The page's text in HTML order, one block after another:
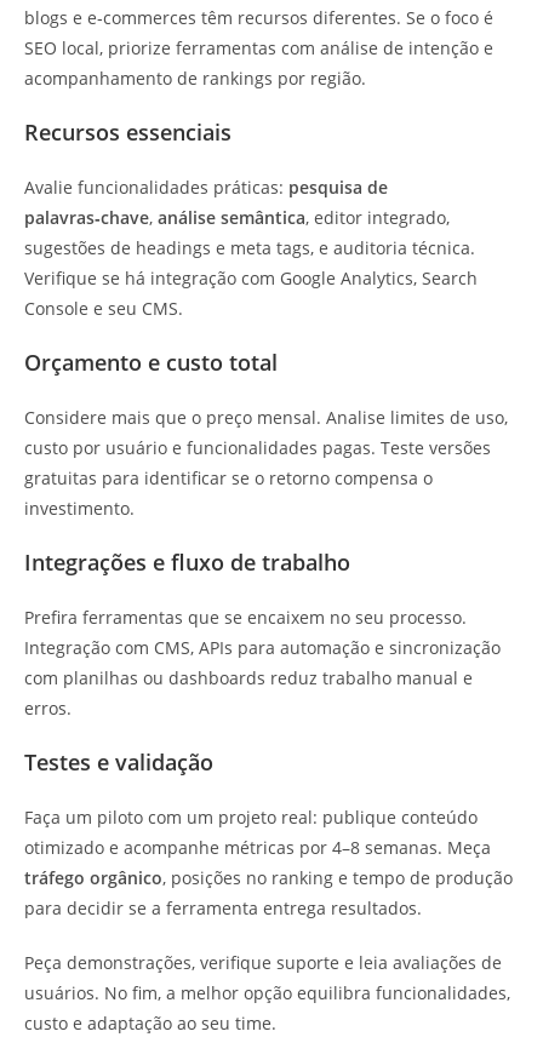
blogs e e‑commerces têm recursos diferentes. Se o foco é
SEO local, priorize ferramentas com análise de intenção e
acompanhamento de rankings por região.
Recursos essenciais
Avalie funcionalidades práticas: pesquisa de
palavras‑chave, análise semântica, editor integrado,
sugestões de headings e meta tags, e auditoria técnica.
Verifique se há integração com Google Analytics, Search
Console e seu CMS.
Orçamento e custo total
Considere mais que o preço mensal. Analise limites de uso,
custo por usuário e funcionalidades pagas. Teste versões
gratuitas para identificar se o retorno compensa o
investimento.
Integrações e fluxo de trabalho
Prefira ferramentas que se encaixem no seu processo.
Integração com CMS, APIs para automação e sincronização
com planilhas ou dashboards reduz trabalho manual e
erros.
Testes e validação
Faça um piloto com um projeto real: publique conteúdo
otimizado e acompanhe métricas por 4–8 semanas. Meça
tráfego orgânico, posições no ranking e tempo de produção
para decidir se a ferramenta entrega resultados.
Peça demonstrações, verifique suporte e leia avaliações de
usuários. No fim, a melhor opção equilibra funcionalidades,
custo e adaptação ao seu time.